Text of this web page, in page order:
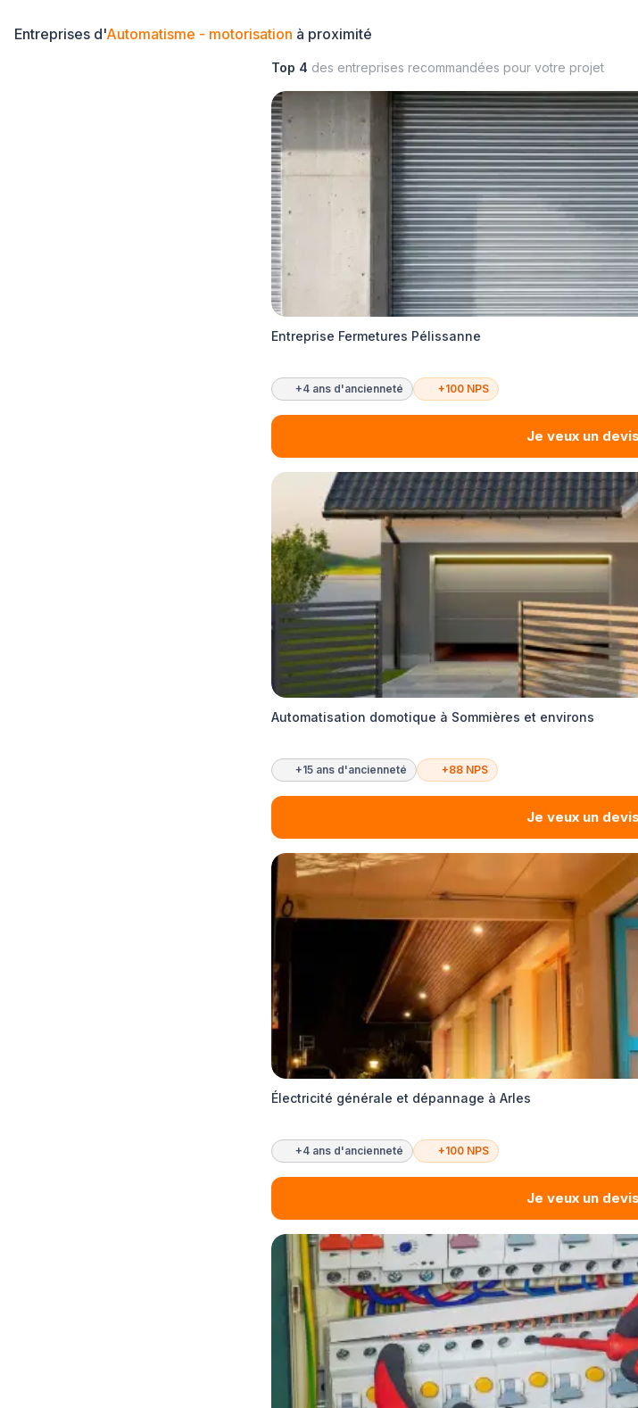
Entreprises d'Automatisme - motorisation à proximité
Top 4 des entreprises recommandées pour votre projet
Entreprise Fermetures Pélissanne
+4 ans d'ancienneté +100 NPS
Je veux un
Automatisation domotique à Sommières et environs
+15 ans d'ancienneté +88 NPS
Je veux un
Électricité générale et dépannage à Arles
+4 ans d'ancienneté +100 NPS
Je veux un